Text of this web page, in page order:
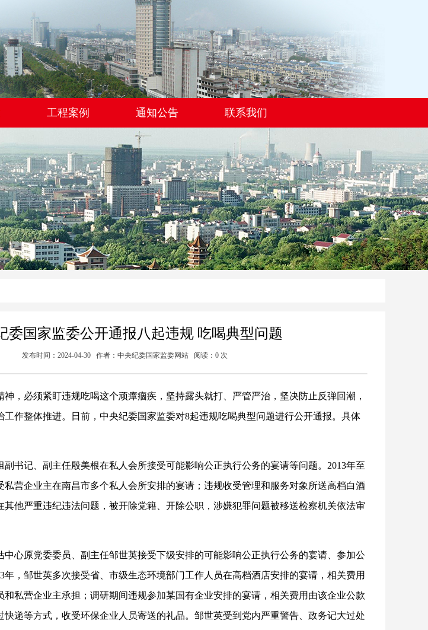
工程案例 通知公告 联系我们
委国家监委公开通报八起违规 吃喝典型问题
发布时间：2024-04-30 作者：中央纪委国家监委网站 阅读： 0次
，必须紧盯违规吃喝这个顽瘴痼疾，坚持露头就打、严管严治，坚决防止反弹回潮，
工作整体推进。日前，中央纪委国家监委对8起违规吃喝典型问题进行公开通报。具体
副书记、副主任殷美根在私人会所接受可能影响公正执行公务的宴请等问题。2013年至
私营企业主在南昌市多个私人会所安排的宴请；违规收受管理和服务对象所送高档白酒
其他严重违纪违法问题，被开除党籍、开除公职，涉嫌犯罪问题被移送检察机关依法审
中心原党委委员、副主任邹世英接受下级安排的可能影响公正执行公务的宴请、参加公
年，邹世英多次接受省、市级生态环境部门工作人员在高档酒店安排的宴请，相关费用
和私营企业主承担；调研期间违规参加某国有企业安排的宴请，相关费用由该企业公款
快递等方式，收受环保企业人员寄送的礼品。邹世英受到党内严重警告、政务记大过处